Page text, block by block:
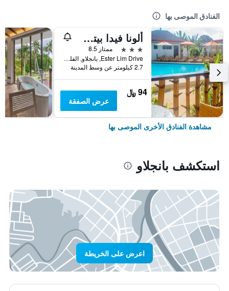
الفنادق الموصى بها
ألونا فيدا بيتش هيل
3 نجوم
ممتاز 8.5
Ester Lim Drive, بانجلاو, الفلبين
2.7 كيلومتر عن وسط المدينة
94 ﷼
عرض الصفقة
مشاهدة الفنادق الأخرى الموصى بها
استكشف بانجلاو
اعرض على الخريطة